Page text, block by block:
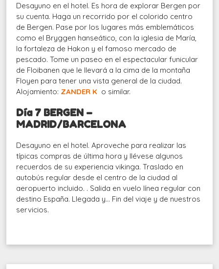
Desayuno en el hotel. Es hora de explorar Bergen por
su cuenta. Haga un recorrido por el colorido centro
de Bergen. Pase por los lugares más emblemáticos
como el Bryggen hanseático, con la iglesia de María,
la fortaleza de Hakon y el famoso mercado de
pescado. Tome un paseo en el espectacular funicular
de Floibanen que le llevará a la cima de la montaña
Floyen para tener una vista general de la ciudad.
Alojamiento: ZANDER K o similar.
Día 7 BERGEN –
MADRID/BARCELONA
Desayuno en el hotel. Aproveche para realizar las
típicas compras de última hora y llévese algunos
recuerdos de su experiencia vikinga. Traslado en
autobús regular desde el centro de la ciudad al
aeropuerto incluido. . Salida en vuelo línea regular con
destino España. Llegada y… Fin del viaje y de nuestros
servicios.